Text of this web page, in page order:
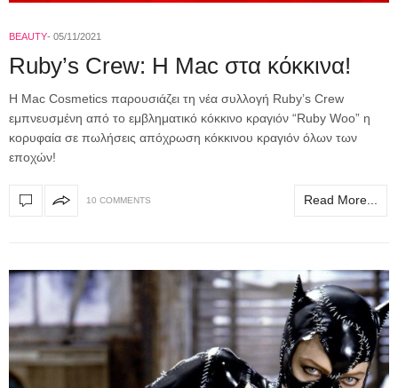
BEAUTY 05/11/2021
Ruby’s Crew: H Mac στα κόκκινα!
Η Mac Cosmetics παρουσιάζει τη νέα συλλογή Ruby’s Crew
εμπνευσμένη από το εμβληματικό κόκκινο κραγιόν “Ruby Woo” η
κορυφαία σε πωλήσεις απόχρωση κόκκινου κραγιόν όλων των
εποχών!
10 COMMENTS Read More...